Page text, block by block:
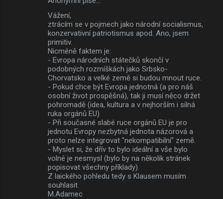
Vážení,
ztrácím se v pojmech jako národní socialismus,
konzervativní patriotismus apod. Ano, jsem
primitiv.
Nicméně faktem je:
- Evropa národních státečků skončí v
podobných rozmíškách jako Srbsko-
Chorvatsko a velké země si budou mnout ruce.
- Pokud chce být Evropa jednotná (a pro náš
osobní život prospěšná), tak ji musí něco držet
pohromadě (idea, kultura a v nejhorším i silná
ruka orgánů EU)
- Při současné slabé ruce orgánů EU je pro
jednotu Evropy nezbytná jednota názorová a
proto nelze integrovat "nekompatibilní" země.
- Myslet si, že dřív to bylo ideální a vše bylo
volné je nesmysl (bylo by na několik stránek
popisovat všechny příklady).
Z laického pohledu tedy s Klausem musím
souhlasit.
M.Adamec